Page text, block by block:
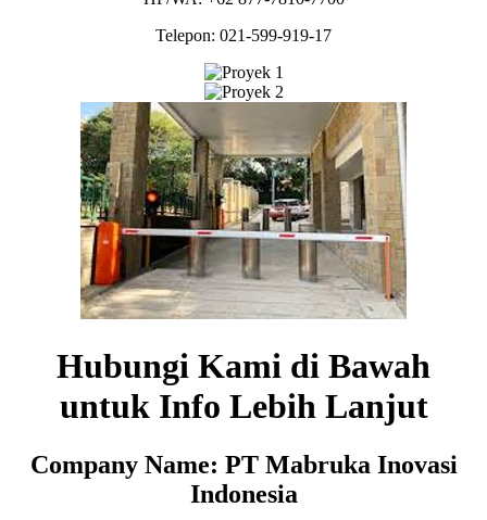
Telepon: 021-599-919-17
Hubungi Kami di Bawah
untuk Info Lebih Lanjut
Company Name: PT Mabruka Inovasi
Indonesia